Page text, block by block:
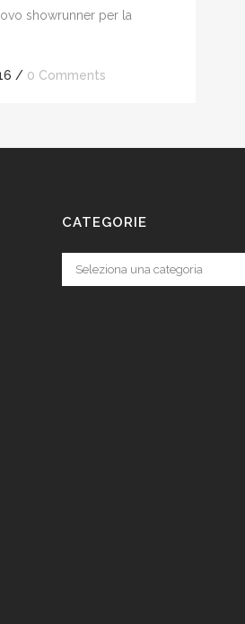
showrunner per la
/ 0 Comments
CATEGORIE
Categorie